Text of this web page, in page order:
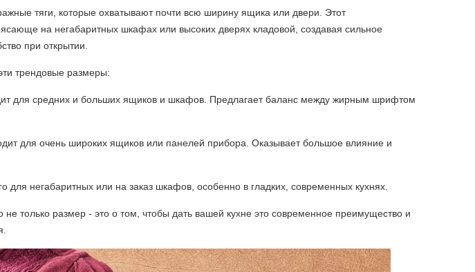
тяги, которые охватывают почти всю ширину ящика или двери. Этот
на негабаритных шкафах или высоких дверях кладовой, создавая сильное
при открытии.
трендовые размеры:
для средних и больших ящиков и шкафов. Предлагает баланс между жирным шрифтом
для очень широких ящиков или панелей прибора. Оказывает большое влияние и
для негабаритных или на заказ шкафов, особенно в гладких, современных кухнях.
не только размер - это о том, чтобы дать вашей кухне это современное преимущество и